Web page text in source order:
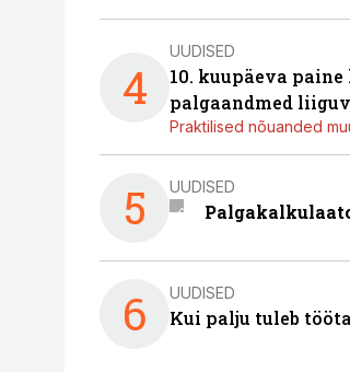
4
UUDISED
10. kuupäeva paine
palgaandmed
Praktilised nõuanded
5 UUDISED
6 UUDISED
Kui palju tuleb